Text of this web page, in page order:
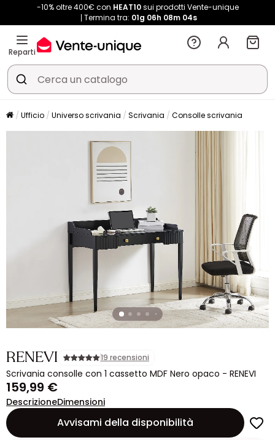
-10% oltre 400€ con HEAT10sui prodotti Vente-unique
Termina tra: 01g 06h 08m 04s
Reparti
Ufficio Universo scrivania Scrivania Consolle scrivania
RENEVI 19 recensioni
Scrivania consolle con 1 cassetto MDF Nero opaco - RENEVI
159,99 €
DescrizioneDimensioni
Avvisami della disponibilità